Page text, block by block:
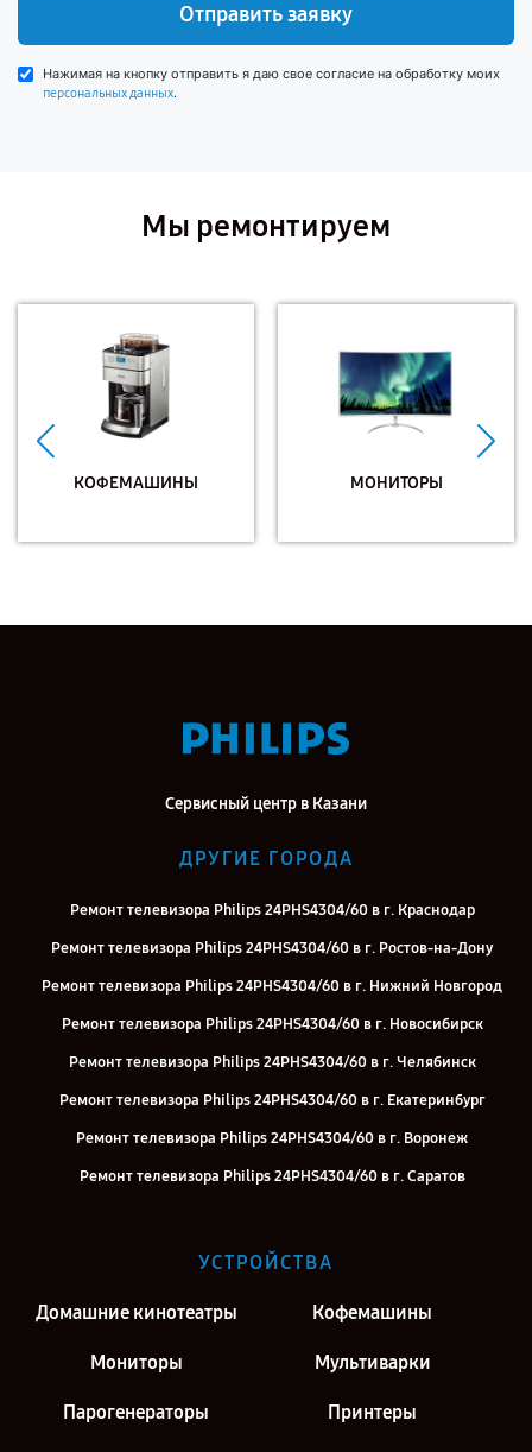
Отправить заявку
Нажимая на кнопку отправить я даю свое согласие на обработку моих
персональных данных.
Мы ремонтируем
КОФЕМАШИНЫ МОНИТОРЫ
Сервисный центр в Казани
ДРУГИЕ ГОРОДА
Ремонт телевизора Philips 24PHS4304/60 в г. Краснодар
Ремонт телевизора Philips 24PHS4304/60 в г. Ростов-на-Дону
Ремонт телевизора Philips 24PHS4304/60 в г. Нижний Новгород
Ремонт телевизора Philips 24PHS4304/60 в г. Новосибирск
Ремонт телевизора Philips 24PHS4304/60 в г. Челябинск
Ремонт телевизора Philips 24PHS4304/60 в г. Екатеринбург
Ремонт телевизора Philips 24PHS4304/60 в г. Воронеж
Ремонт телевизора Philips 24PHS4304/60 в г. Саратов
Ремонт телевизора Philips 24PHS4304/60 в г. Москва
УСТРОЙСТВА
Домашние кинотеатры Кофемашины
Мониторы Мультиварки
Парогенераторы Принтеры